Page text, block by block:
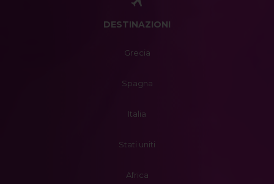
DESTINAZIONI
Grecia
Spagna
Italia
Stati uniti
Africa